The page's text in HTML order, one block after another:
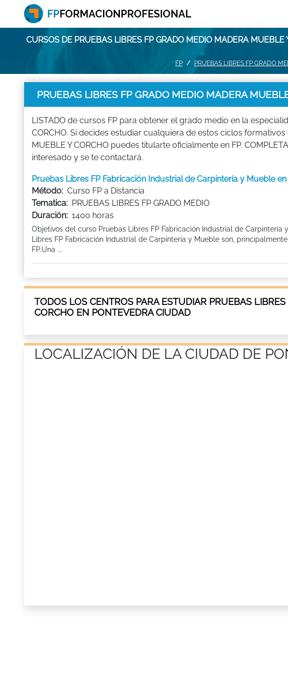
CURSOS DE PRUEBAS LIBRES FP GRADO MEDIO MADERA
FP PRUEBAS LIBRES FP GRADO
PRUEBAS LIBRES FP GRADO MEDIO MADERA
LISTADO de cursos FP para obtener el grado medio en la
CORCHO. Si decides estudiar cualquiera de estos ciclos formativos
MUEBLE Y CORCHO puedes titularte oficialmente en FP.
interesado y se te contactará.
Pruebas Libres FP Fabricación Industrial de Carpintería y Mueble
Método: Curso FP a Distancia
Tematica: PRUEBAS LIBRES FP GRADO MEDIO
Duración: 1400 horas
Objetivos del curso Pruebas Libres FP Fabricación Industrial de
Libres FP Fabricación Industrial de Carpintería y Mueble son,
FP.Una ...
TODOS LOS CENTROS PARA ESTUDIAR PRUEBAS
CORCHO EN PONTEVEDRA CIUDAD
LOCALIZACIÓN DE LA CIUDAD DE